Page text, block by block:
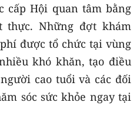
cấp Hội quan tâm bằng
thực. Những đợt khám
được tổ chức tại vùng
khó khăn, tạo điều
cao tuổi và các đối
sóc sức khỏe ngay tại